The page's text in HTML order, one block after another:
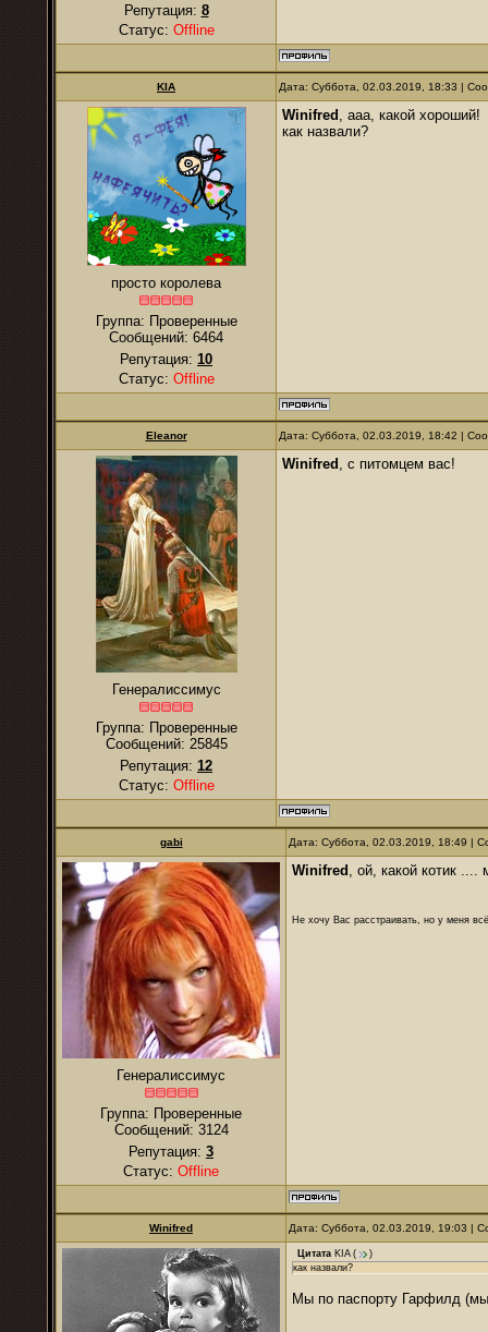
Репутация: 8
Статус: Offline
KIA Дата: Суббота, 02.03.2019, 18:33 |
просто королева
Группа: Проверенные
Сообщений: 6464
Репутация: 10
Статус: Offline
Winifred , ааа, какой хороший!
как назвали?
Eleanor Дата: Суббота, 02.03.2019, 18:42 |
Генералиссимус
Группа: Проверенные
Сообщений: 25845
Репутация: 12
Статус: Offline
Winifred , с питомцем вас!
gabi Дата: Суббота, 02.03.2019, 18:49 |
Генералиссимус
Группа: Проверенные
Сообщений: 3124
Репутация: 3
Статус: Offline
Winifred , ой, какой котик ....
Не хочу Вас расстраивать, но у меня
Winifred Дата: Суббота, 02.03.2019, 19:03 |
Цитата KIA(
)
как назвали?
Мы по паспорту Гарфилд